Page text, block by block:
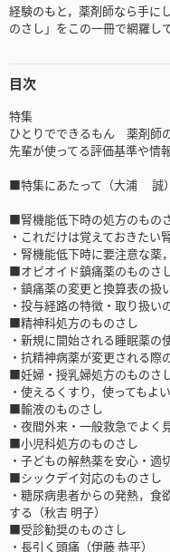
経験のもと，薬剤師なら手に
のさし」をこの一冊で網羅し
目次
特集
ひとりでできるもん 薬剤師
先輩が使ってる評価基準や情
■特集にあたって（大浦 誠）
■腎機能低下時の処方のもの
・これだけは覚えておきたい
・腎機能低下時に要注意な薬
■オピオイド鎮痛薬のものさ
・鎮痛薬の変更と換算表の扱
・投与経路の特徴・取り扱い
■精神科処方のものさし
・新規に開始される睡眠薬の
・抗精神病薬が変更される際
■妊婦・授乳婦処方のものさ
・使えるくすり，使ってもよ
■輸液のものさし
・夜間外来・一般救急でよく
■小児科処方のものさし
・子どもの解熱薬を安心・適
■シックデイ対応のものさし
・糖尿病患者からの発熱，
する（秋吉 明子）
■受診勧奨のものさし
・長引く頭痛（伊藤 恭平）